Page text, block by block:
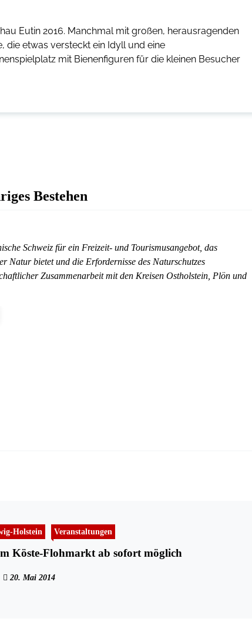
Eutin 2016. Manchmal mit großen, herausragenden
die etwas versteckt ein Idyll und eine
mit Bienenfiguren für die kleinen Besucher
Bestehen
Schweiz für ein Freizeit- und Tourismusangebot, das
Natur bietet und die Erfordernisse des Naturschutzes
Zusammenarbeit mit den Kreisen Ostholstein, Plön und
Holstein Veranstaltungen
Köste-Flohmarkt ab sofort möglich
20. Mai 2014